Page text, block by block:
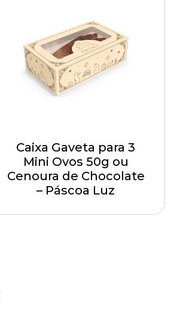
Caixa Gaveta para 3
Mini Ovos 50g ou
Cenoura de Chocolate
– Páscoa Luz